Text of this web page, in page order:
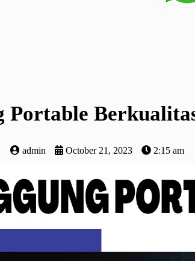
Portable
admin October 21, 2023 2:15 am